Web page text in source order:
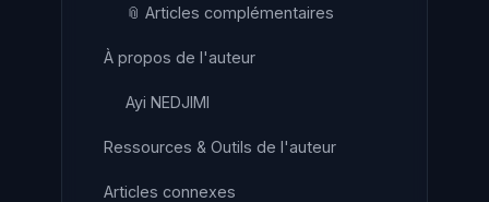
📎 Articles complémentaires
À propos de l'auteur
Ayi NEDJIMI
Ressources & Outils de l'auteur
Articles connexes